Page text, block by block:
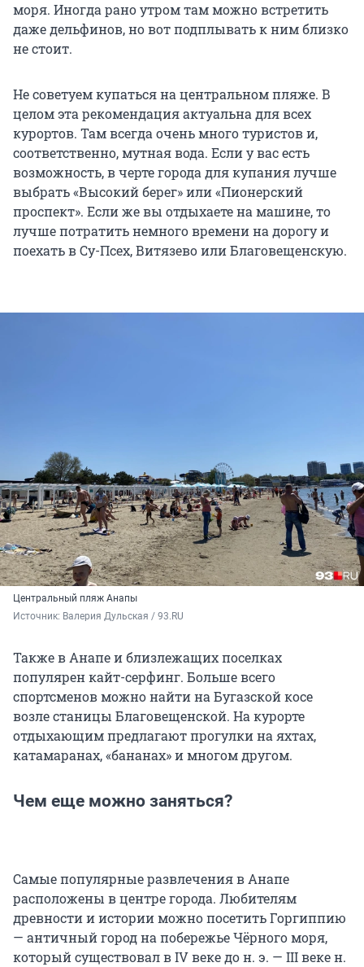
моря. Иногда рано утром там можно встретить
даже дельфинов, но вот подплывать к ним близко
не стоит.
Не советуем купаться на центральном пляже. В
целом эта рекомендация актуальна для всех
курортов. Там всегда очень много туристов и,
соответственно, мутная вода. Если у вас есть
возможность, в черте города для купания лучше
выбрать «Высокий берег» или «Пионерский
проспект». Если же вы отдыхаете на машине, то
лучше потратить немного времени на дорогу и
поехать в Су-Псех, Витязево или Благовещенскую.
Центральный пляж Анапы
Источник: Валерия Дульская / 93.RU
Также в Анапе и близлежащих поселках
популярен кайт-серфинг. Больше всего
спортсменов можно найти на Бугазской косе
возле станицы Благовещенской. На курорте
отдыхающим предлагают прогулки на яхтах,
катамаранах, «бананах» и многом другом.
Чем еще можно заняться?
Самые популярные развлечения в Анапе
расположены в центре города. Любителям
древности и истории можно посетить Горгиппию
— античный город на побережье Чёрного моря,
который существовал в IV веке до н. э. — III веке н.